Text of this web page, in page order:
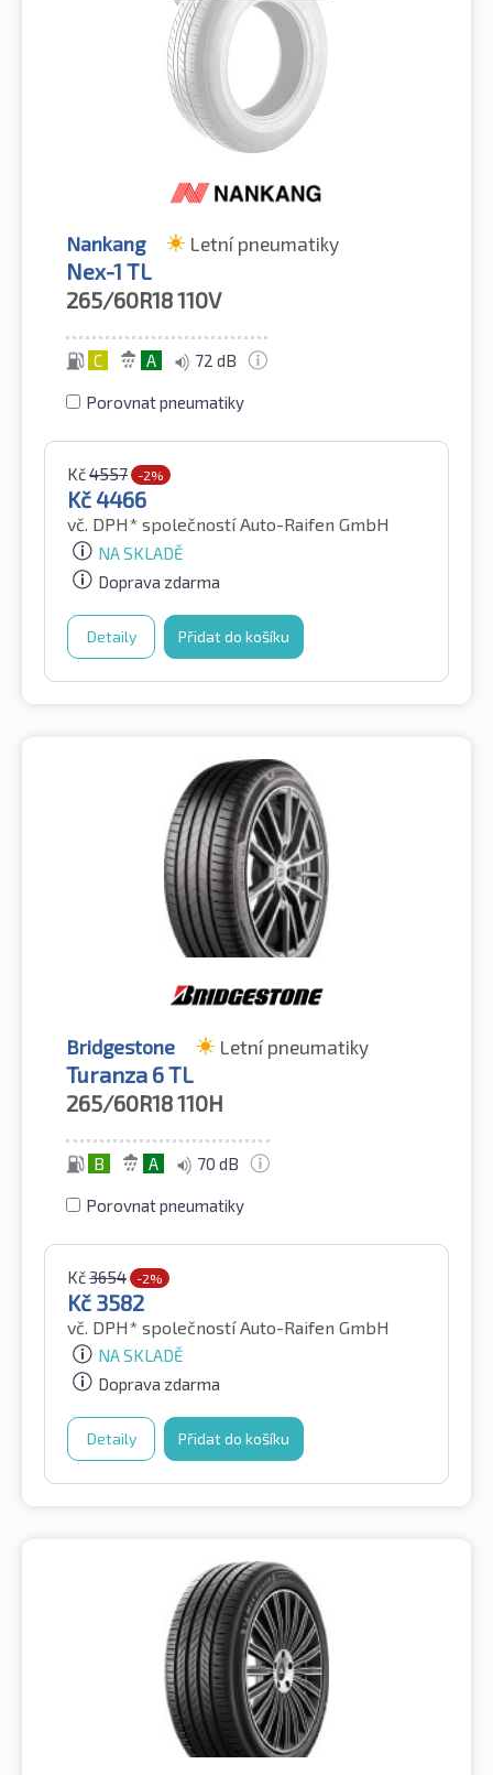
Nankang Letní pneumatiky
Nex-1 TL
265/60R18110V
C A 72 dB
Porovnat pneumatiky
Kč4557 -2%
Kč4466
vč. DPH* společností Auto-Raifen GmbH
NA SKLADĚ
Doprava zdarma
Detaily Přidat do košíku
Bridgestone Letní pneumatiky
Turanza 6 TL
265/60R18110H
B A 70 dB
Porovnat pneumatiky
Kč3654 -2%
Kč 3582
vč. DPH* společností Auto-Raifen GmbH
NA SKLADĚ
Doprava zdarma
Detaily Přidat do košíku